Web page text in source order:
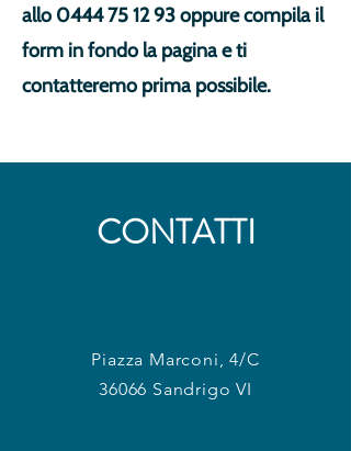
allo 0444 75 12 93oppure compila il
form in fondo la pagina e ti
contatteremo prima possibile.
CONTATTI
Piazza Marconi, 4/C
36066 Sandrigo VI